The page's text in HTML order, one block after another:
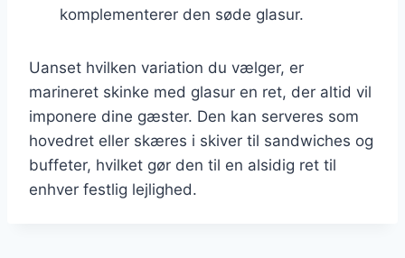
komplementerer den søde glasur.
Uanset hvilken variation du vælger, er
marineret skinke med glasur en ret, der altid vil
imponere dine gæster. Den kan serveres som
hovedret eller skæres i skiver til sandwiches og
buffeter, hvilket gør den til en alsidig ret til
enhver festlig lejlighed.